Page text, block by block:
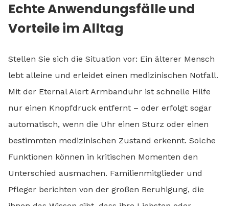
Echte Anwendungsfälle und
Vorteile im Alltag
Stellen Sie sich die Situation vor: Ein älterer Mensch
lebt alleine und erleidet einen medizinischen Notfall.
Mit der Eternal Alert Armbanduhr ist schnelle Hilfe
nur einen Knopfdruck entfernt – oder erfolgt sogar
automatisch, wenn die Uhr einen Sturz oder einen
bestimmten medizinischen Zustand erkennt. Solche
Funktionen können in kritischen Momenten den
Unterschied ausmachen. Familienmitglieder und
Pfleger berichten von der großen Beruhigung, die